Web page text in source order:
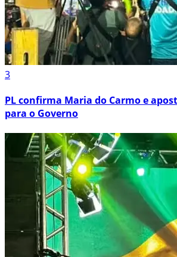
3
PL confirma Maria do Carmo e
para o Governo